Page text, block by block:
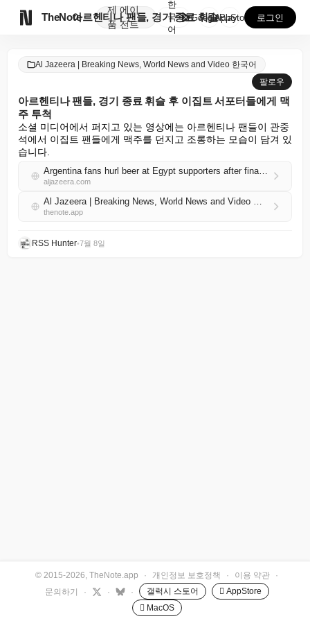
TheNote
제
품
에이
전트
아르헨티나 팬들, 경기 종료 휘슬 후 이집트 서포터들에...
한
국
어
GooglePlay
AppStore 로그인
Al Jazeera | Breaking News, World News and Video 한국어
팔로우
아르헨티나 팬들, 경기 종료 휘슬 후 이집트 서포터들에게 맥
주 투척
소셜 미디어에서 퍼지고 있는 영상에는 아르헨티나 팬들이 관중
석에서 이집트 팬들에게 맥주를 던지고 조롱하는 모습이 담겨 있
습니다.
Argentina fans hurl beer at Egypt supporters after final whistle
aljazeera.com
Al Jazeera | Breaking News, World News and Video 한국어 RSS
thenote.app
RSS Hunter•7월 8일
© 2015-2026, TheNote.app · 개인정보 보호정책 · 이용 약관
·
문의하기
· · · 갤럭시 스토어
 AppStore
 MacOS